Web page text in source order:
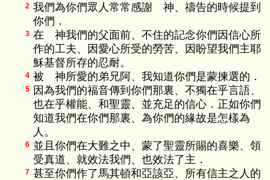
2 我們為你們眾人常常感謝 神、禱告的時候提到
你們．
3 在 神我們的父面前、不住的記念你們因信心所
作的工夫、因愛心所受的勞苦、因盼望我們主耶
穌基督所存的忍耐。
4 被 神所愛的弟兄阿、我知道你們是蒙揀選的．
5
因為我們的福音傳到你們那裏、不獨在乎言語、
也在乎權能、和聖靈、並充足的信心．正如你們
知道我們在你們那裏、為你們的緣故是怎樣為
人。
6 並且你們在大難之中、蒙了聖靈所賜的喜樂、領
受真道、就效法我們、也效法了主．
7 甚至你們作了馬其頓和亞該亞、所有信主之人的